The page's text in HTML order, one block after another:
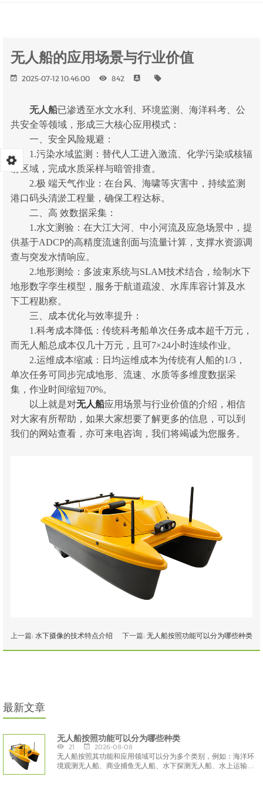
无人船的应用场景与行业价值
2025-07-12 10:46:00 842
无人船已渗透至水文水利、环境监测、海洋科考、公
共安全等领域，形成三大核心应用模式：
一、安全风险规避：
1.污染水域监测：替代人工进入激流、化学污染或核辐
射区域，完成水质采样与暗管排查。
2.极 端天气作业：在台风、海啸等灾害中，持续监测
港口码头清淤工程量，确保工程达标。
二、高 效数据采集：
1.水文测验：在大江大河、中小河流及应急场景中，提
供基于ADCP的高精度流速剖面与流量计算，支撑水资源调
查与突发水情响应。
2.地形测绘：多波束系统与SLAM技术结合，绘制水下
地形数字孪生模型，服务于航道疏浚、水库库容计算及水
下工程勘察。
三、成本优化与效率提升：
1.科考成本降低：传统科考船单次任务成本超千万元，
而无人船总成本仅几十万元，且可7×24小时连续作业。
2.运维成本缩减：日均运维成本为传统有人船的1/3，
单次任务可同步完成地形、流速、水质等多维度数据采
集，作业时间缩短70%。
以上就是对无人船应用场景与行业价值的介绍，相信
对大家有所帮助，如果大家想要了解更多的信息，可以到
我们的网站查看，亦可来电咨询，我们将竭诚为您服务。
上一篇: 水下摄像的技术特点介绍 下一篇: 无人船按照功能可以分为哪些种类
最新文章
无人船按照功能可以分为哪些种类
21
2026-08-08
无人船按照其功能和应用领域可以分为多个类别，例如：海洋环
境观测无人船、商业捕鱼无人船、水下探测无人船、水上运输和